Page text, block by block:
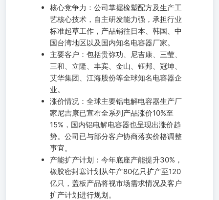
核心竞争力：公司掌握橡塑配方及生产工
艺核心技术，自主研发能力强，承担行业
标准起草工作，产品销往日本、韩国、中
国台湾地区以及国内知名电容器厂家。
主要客户：包括贵弥功、尼吉康、三莹、
三和、立隆、丰宾、金山、钰邦、冠坤、
艾华集团、江海股份等全球知名电容器企
业。
涨价情况：全球主要铝电解电容器生产厂
家尼吉康已宣布全系列产品涨价10%至
15%，国内铝电解电容器也呈现出涨价趋
势。公司已与部分客户协商落实价格调整
事宜。
产能扩产计划：今年底座产能提升30%，
橡胶密封塞计划从年产80亿只扩产至120
亿只，盖板产品将视市场需求情况及客户
扩产计划进行规划。